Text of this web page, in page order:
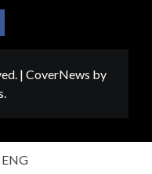
| CoverNews by
ENG